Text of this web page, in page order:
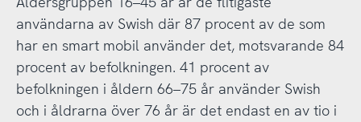
användarna av Swish där 87 procent av de som
har en smart mobil använder det, motsvarande 84
procent av befolkningen. 41 procent av
befolkningen i åldern 66–75 år använder Swish
och i åldrarna över 76 år är det endast en av tio i